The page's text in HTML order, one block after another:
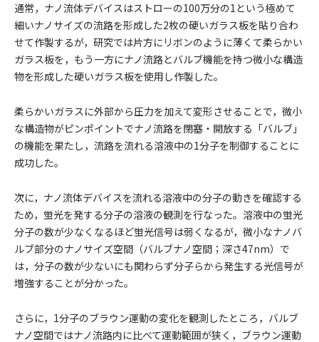
通常，ナノ流体デバイスはストローの100万分の1という極めて
細いナノサイズの流路を形成した2枚の硬いガラス板を貼り合わ
せて作製するが，研究では片方にリボンのように薄くて柔らかい
ガラス板を，もう一方にナノ流路とバルブ機能を持つ微小な構造
物を形成した硬いガラス板を使用し作製した。
柔らかいガラスに外部から圧力を加えて変形させることで，微小
な構造物がピンポイントでナノ流路を閉塞・開放する「バルブ」
の機能を果たし，流路を流れる溶液中の1分子を制御することに
成功した。
次に，ナノ流体デバイスを流れる溶液中の分子の動きを確認する
ため，蛍光を発する分子の溶液の観測を行なった。溶液中の蛍光
分子の数が少なくなるほど蛍光信号は弱くなるが，微小なナノバ
ルブ部分のナノサイズ空間（バルブナノ空間；深さ47nm）で
は，分子の数が少ないにも関わらず分子らから発生する光信号が
増強することが分かった。
さらに，1分子のブラウン運動の変化を観測したところ，バルブ
ナノ空間ではナノ流路内に比べて運動範囲が狭く，ブラウン運動